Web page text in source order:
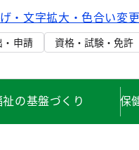
・文字拡大・色合い変更
・申請 資格・試験・免許
の基盤づくり 保